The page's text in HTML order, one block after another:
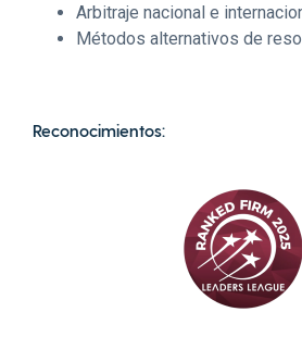
Arbitraje nacional e
Métodos alternativos de
Reconocimientos: